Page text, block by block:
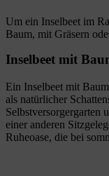
Um ein Inselbeet im
Baum, mit Gräsern
Inselbeet mit
Ein Inselbeet mit
als natürlicher
Selbstversorgergarten
einer anderen
Ruheoase, die bei